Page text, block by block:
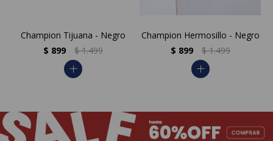
Champion Tijuana - Negro
$ 899 $ 1.499
add
Champion Hermosillo - Negro
$ 899 $ 1.499
add